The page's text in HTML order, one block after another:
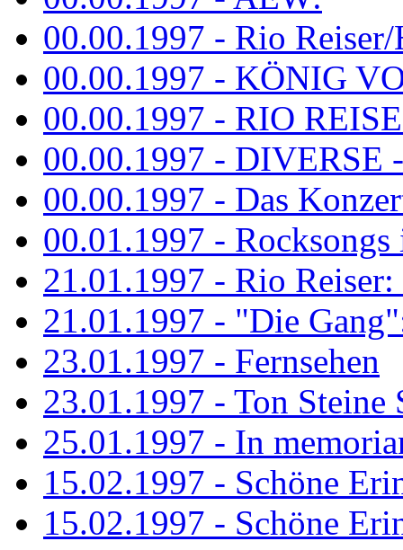
00.00.1997 - Rio Reiser/
00.00.1997 - KÖNIG
00.00.1997 - RIO
00.00.1997 - DIVERSE
00.00.1997 - Das
00.01.1997 -
21.01.1997 - Rio
21.01.1997 - "Die
23.01.1997 - Fernsehen
23.01.1997 - Ton Steine
25.01.1997 - In
15.02.1997 - Schöne
15.02.1997 - Schöne